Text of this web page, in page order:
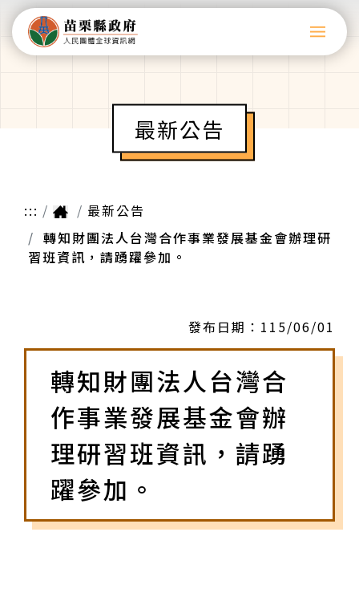
最新公告
:::
最新公告
轉知財團法人台灣合作事業發展基金會辦理研
習班資訊，請踴躍參加。
發布日期： 115/06/01
轉知財團法人台灣合
作事業發展基金會辦
理研習班資訊，請踴
躍參加。